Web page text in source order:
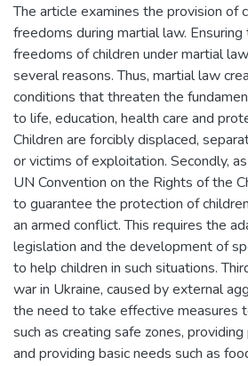
The article examines the provision of
freedoms during martial law.
freedoms of children under martial
several reasons. Thus, martial law
conditions that threaten the
to life, education, health care and
Children are forcibly displaced,
or victims of exploitation. Secondly,
UN Convention on the Rights of the
to guarantee the protection of
an armed conflict. This requires the
legislation and the development of
to help children in such situations.
war in Ukraine, caused by external
the need to take effective measures
such as creating safe zones,
and providing basic needs such as